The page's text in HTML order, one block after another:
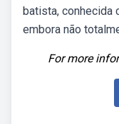
batista, conhecida
embora não
For more